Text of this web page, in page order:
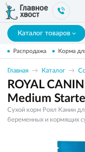
Каталог товаров
Распродажа Корма
Главная Каталог
ROYAL
Medium
Сухой корм Роял Канин
беременных и кормящих